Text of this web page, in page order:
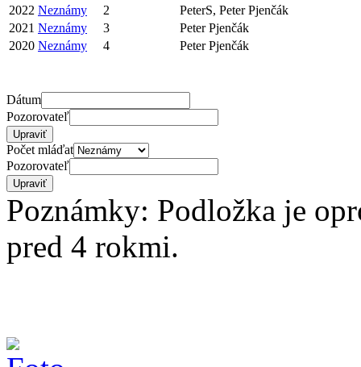
2022 Neznámy 2
PeterS, Peter Pjenčák
2021 Neznámy 3
Peter Pjenčák
2020 Neznámy 4 Peter Pjenčák
Dátum
Pozorovateľ
Počet mláďat
Pozorovateľ
Poznámky: Podložka je
pred 4 rokmi.